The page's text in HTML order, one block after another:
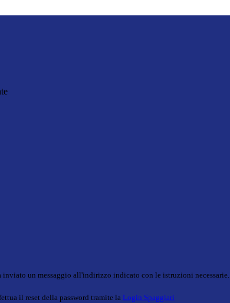
inviato un messaggio all'indirizzo indicato con le istruzioni necessarie.
il reset della password tramite la Login Spaggiari